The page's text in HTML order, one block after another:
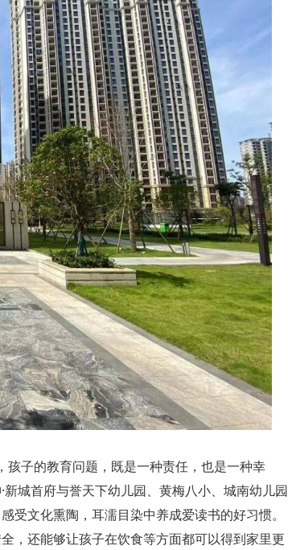
子的教育问题，既是一种责任，也是一种幸
新城首府与誉天下幼儿园、黄梅八小、城南幼儿园
受文化熏陶，耳濡目染中养成爱读书的好习惯。
，还能够让孩子在饮食等方面都可以得到家里更